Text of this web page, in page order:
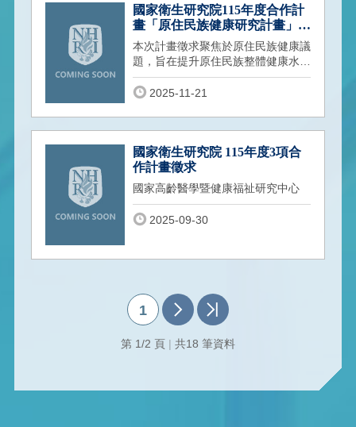
國家衛生研究院115年度合作計
畫「原住民族健康研究計畫」徵
求
本次計畫徵求聚焦於原住民族健康議
題，旨在提升原住民族整體健康水
準，並深入探討影響其健康之社會、
文化與結構性因素，以縮短族群間之
2025-11-21
國家衛生研究院 115年度3項合
作計畫徵求
國家高齡醫學暨健康福祉研究中心
2025-09-30
1
第 1/2 頁 | 共18 筆資料